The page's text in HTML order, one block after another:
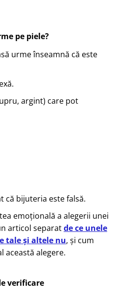
pe piele?
urme înseamnă că este
argint) care pot
că bijuteria este falsă.
emoțională a alegerii unei
articol separatde ce unele
tale și altele nu, și cum
această alegere.
verificare